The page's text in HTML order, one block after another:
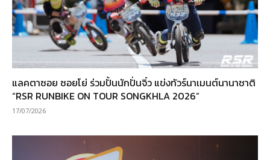
แลคตาซอย ซอยโย่ ร่วมปั้นนักปั่นจิ๋ว แข่งทัวร์นาเมนต์นานาชาติ
“RSR RUNBIKE ON TOUR SONGKHLA 2026”
17/07/2026